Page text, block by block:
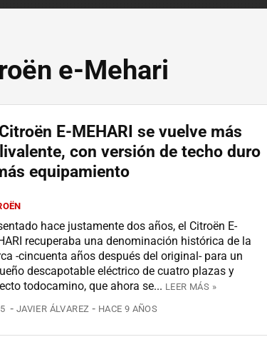
e-Mehari
E-MEHARI se vuelve más
con versión de techo duro
equipamiento
hace justamente dos años, el Citroën E-
recuperaba una denominación histórica de la
-cincuenta años después del original- para un
descapotable eléctrico de cuatro plazas y
todocamino, que ahora se... LEER MÁS »
COMENTARIOS
JAVIER ÁLVAREZ HACE 9 AÑOS